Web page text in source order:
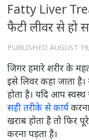
Fatty Liver
फैटी लीवर से हो
PUBLISHED AUGUST
जिगर हमारे शरीर के
इसे लिवर कहा जाता
होता है। यदि आप
सही तरीके से कार्य
खराब होता है तो फिर
करना पड़ता है।